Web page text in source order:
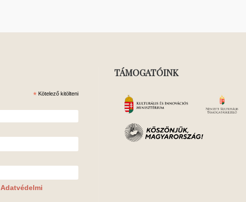
* Kötelező kitölteni
Adatvédelmi
TÁMOGATÓINK